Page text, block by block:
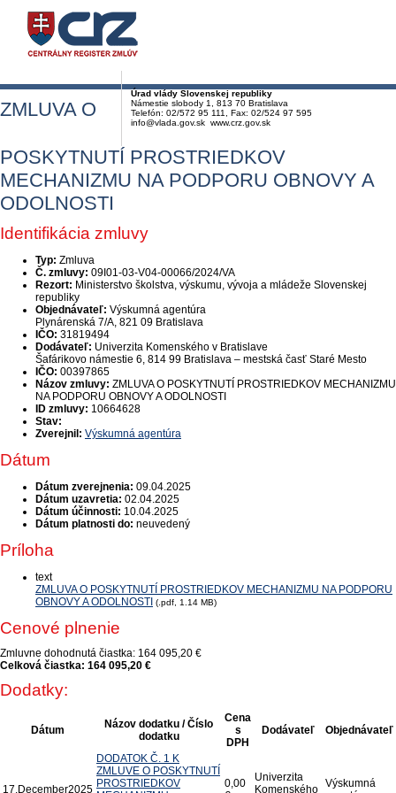
Úrad vlády Slovenskej republiky
Námestie slobody 1, 813 70 Bratislava
Telefón: 02/572 95 111, Fax: 02/524 97 595
info@vlada.gov.sk www.crz.gov.sk
ZMLUVA O
POSKYTNUTÍ PROSTRIEDKOV
MECHANIZMU NA PODPORU OBNOVY A
ODOLNOSTI
Identifikácia zmluvy
Typ: Zmluva
Č. zmluvy: 09I01-03-V04-00066/2024/VA
Rezort: Ministerstvo školstva, výskumu, vývoja a mládeže Slovenskej
republiky
Objednávateľ: Výskumná agentúra
Plynárenská 7/A, 821 09 Bratislava
IČO: 31819494
Dodávateľ: Univerzita Komenského v Bratislave
Šafárikovo námestie 6, 814 99 Bratislava – mestská časť Staré Mesto
IČO: 00397865
Názov zmluvy: ZMLUVA O POSKYTNUTÍ PROSTRIEDKOV MECHANIZMU
NA PODPORU OBNOVY A ODOLNOSTI
ID zmluvy: 10664628
Stav:
Zverejnil: Výskumná agentúra
Dátum
Dátum zverejnenia: 09.04.2025
Dátum uzavretia: 02.04.2025
Dátum účinnosti: 10.04.2025
Dátum platnosti do: neuvedený
Príloha
text
ZMLUVA O POSKYTNUTÍ PROSTRIEDKOV MECHANIZMU NA PODPORU
OBNOVY A ODOLNOSTI (.pdf, 1.14 MB)
Cenové plnenie
Zmluvne dohodnutá čiastka: 164 095,20 €
Celková čiastka: 164 095,20 €
Dodatky:
Dátum
Názov dodatku / Číslo
dodatku
Cena
s
DPH
Dodávateľ Objednávateľ
17.December2025
DODATOK Č. 1 K
ZMLUVE O POSKYTNUTÍ
PROSTRIEDKOV
0,00
Univerzita
Komenského Výskumná